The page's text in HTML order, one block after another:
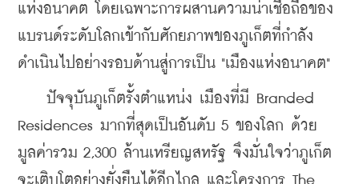
แห่งอนาคต โดยเฉพาะการผสานความน่าเชื่อถือของ
แบรนด์ระดับโลกเข้ากับศักยภาพของภูเก็ตที่กำลัง
ดำเนินไปอย่างรอบด้านสู่การเป็น "เมืองแห่งอนาคต"
ปัจจุบันภูเก็ตรั้งตำแหน่ง เมืองที่มี Branded
Residences มากที่สุดเป็นอันดับ 5 ของโลก ด้วย
มูลค่ารวม 2,300 ล้านเหรียญสหรัฐ จึงมั่นใจว่าภูเก็ต
จะเติบโตอย่างยั่งยืนได้อีกไกล และโครงการ The